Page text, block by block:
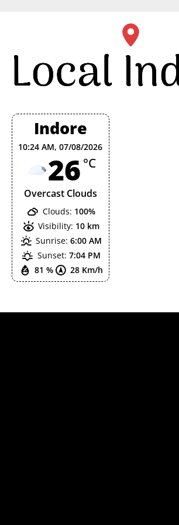
Indore
10:24 AM,07/08/2026
26 °C
Overcast Clouds
81 % 28 Km/h
Clouds: 100%
Visibility: 10 km
Sunrise: 6:00 AM
Sunset: 7:04 PM